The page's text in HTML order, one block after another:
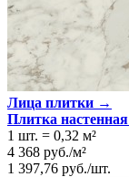
Лица плитки →
Плитка
1 шт. = 0,32 м²
4 368 руб./м²
1 397,76 руб./шт.